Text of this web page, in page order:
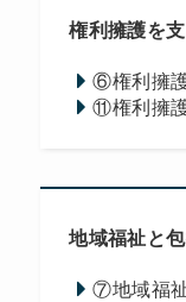
権利擁護を
⑥権利擁
⑪権利擁
地域福祉と
⑦地域福